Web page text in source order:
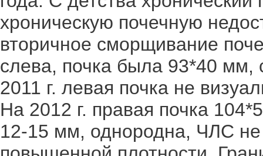
хроническую почечную
вторичное сморщивание
слева, почка была 93*40 мм,
2011 г. левая почка не
На 2012 г. правая почка
12-15 мм, однородна, ЧЛС